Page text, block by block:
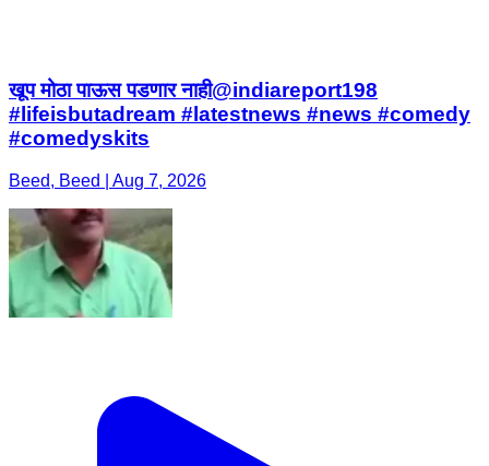
खूप मोठा पाऊस पडणार नाही@indiareport198
#lifeisbutadream #latestnews #news #comedy
#comedyskits
Beed, Beed | Aug 7, 2026